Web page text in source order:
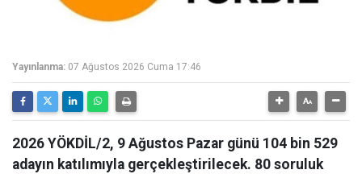
Yayınlanma: 07 Ağustos 2026 Cuma 17:46
2026 YÖKDİL/2, 9 Ağustos Pazar günü 104 bin 529
adayın katılımıyla gerçekleştirilecek. 80 soruluk